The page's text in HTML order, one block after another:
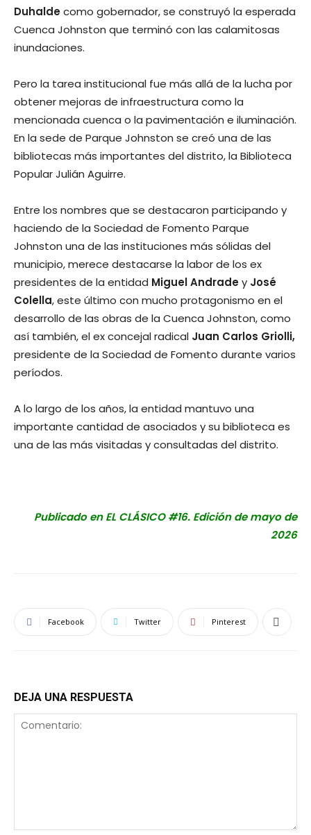
Duhaldecomo gobernador, se construyó la esperada
Cuenca Johnston que terminó con las calamitosas
inundaciones.
Pero la tarea institucional fue más allá de la lucha por
obtener mejoras de infraestructura como la
mencionada cuenca o la pavimentación e iluminación.
En la sede de Parque Johnston se creó una de las
bibliotecas más importantes del distrito, la Biblioteca
Popular Julián Aguirre.
Entre los nombres que se destacaron participando y
haciendo de la Sociedad de Fomento Parque
Johnston una de las instituciones más sólidas del
municipio, merece destacarse la labor de los ex
presidentes de la entidad Miguel Andradey José
Colella, este último con mucho protagonismo en el
desarrollo de las obras de la Cuenca Johnston, como
así también, el ex concejal radical Juan Carlos Griolli,
presidente de la Sociedad de Fomento durante varios
períodos.
A lo largo de los años, la entidad mantuvo una
importante cantidad de asociados y su biblioteca es
una de las más visitadas y consultadas del distrito.
Publicado en EL CLÁSICO #16. Edición de mayo de
2026
Facebook Twitter Pinterest
DEJA UNA RESPUESTA